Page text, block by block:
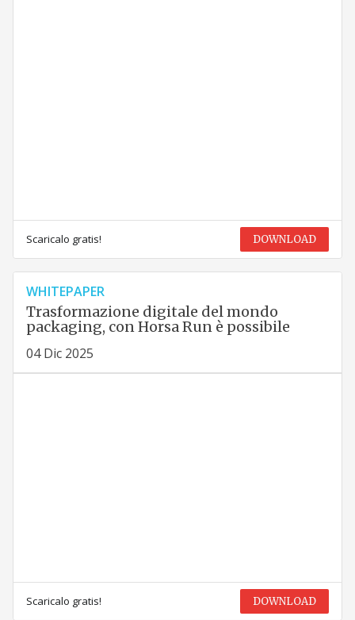
Scaricalo gratis! DOWNLOAD
WHITEPAPER
Trasformazione digitale del mondo
packaging, con Horsa Run è possibile
04 Dic 2025
Scaricalo gratis! DOWNLOAD